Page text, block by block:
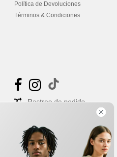
Política de Devoluciones
Términos & Condiciones
Rastreo de pedido